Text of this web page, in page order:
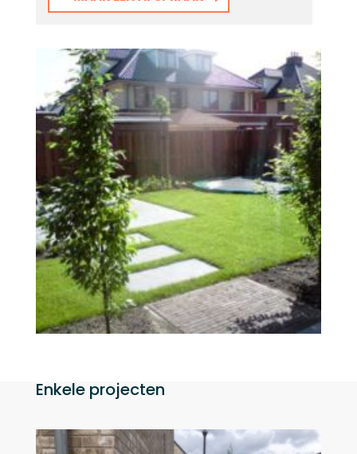
Enkele projecten